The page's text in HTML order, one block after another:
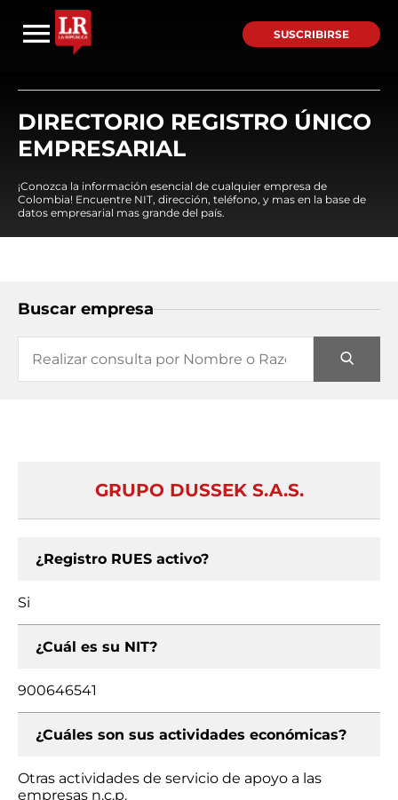
SUSCRIBIRSE
DIRECTORIO REGISTRO ÚNICO
EMPRESARIAL
¡Conozca la información esencial de cualquier empresa de
Colombia! Encuentre NIT, dirección, teléfono, y mas en la base de
datos empresarial mas grande del país.
Buscar empresa
GRUPO DUSSEK S.A.S.
¿Registro RUES activo?
Si
¿Cuál es su NIT?
900646541
¿Cuáles son sus actividades económicas?
Otras actividades de servicio de apoyo a las
empresas n.c.p.